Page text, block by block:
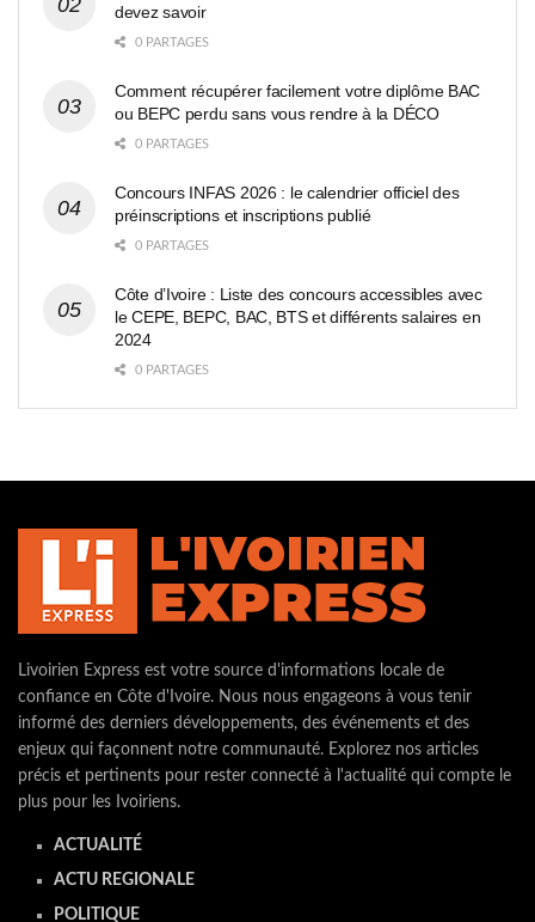
devez savoir
0 PARTAGES
Comment récupérer facilement votre diplôme BAC
ou BEPC perdu sans vous rendre à la DÉCO
0 PARTAGES
Concours INFAS 2026 : le calendrier officiel des
préinscriptions et inscriptions publié
0 PARTAGES
Côte d’Ivoire : Liste des concours accessibles avec
le CEPE, BEPC, BAC, BTS et différents salaires en
2024
0 PARTAGES
Livoirien Express est votre source d'informations locale de
confiance en Côte d'Ivoire. Nous nous engageons à vous tenir
informé des derniers développements, des événements et des
enjeux qui façonnent notre communauté. Explorez nos articles
précis et pertinents pour rester connecté à l'actualité qui compte le
plus pour les Ivoiriens.
ACTUALITÉ
ACTU REGIONALE
POLITIQUE